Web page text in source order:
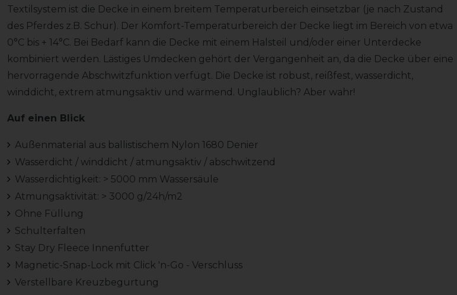
Textilsystem ist die Decke in einem breitem Temperaturbereich einsetzbar (je nach Zustand
des Pferdes z.B. Schur). Der Komfort-Temperaturbereich der Decke liegt im Bereich von etwa
0°C bis + 14°C. Bei Bedarf kann die Decke mit einem Halsteil und/oder einer Unterdecke
kombiniert werden. Lästiges Umdecken gehört der Vergangenheit an, da die Decke über eine
hervorragende Abschwitzfunktion verfügt. Die Decke ist robust, reißfest, wasserdicht,
winddicht, extrem atmungsaktiv und wärmend. Unglaublich? Aber wahr!
Auf einen Blick
Außenmaterial aus ballistischem Nylon 1680 Denier
Wasserdicht / winddicht / atmungsaktiv / abschwitzend
Wasserdichtigkeit: > 5000 mm Wassersäule
Atmungsaktivität: > 3000 g/24h/m2
Ohne Füllung
Schulterfalten
Stay Dry Fleece Innenfutter
Magnetic-Snap-Lock mit Click 'n-Go - Verschluss
Verstellbare Kreuzbegurtung